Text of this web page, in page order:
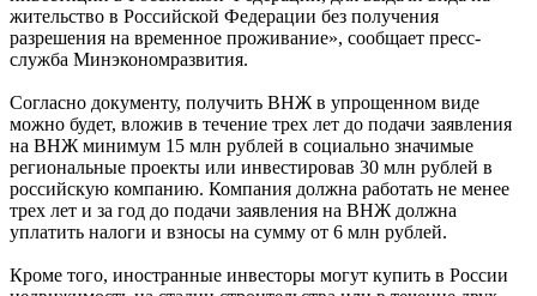
жительство в Российской Федерации без получения
разрешения на временное проживание», сообщает пресс-
служба Минэкономразвития.
Согласно документу, получить ВНЖ в упрощенном виде
можно будет, вложив в течение трех лет до подачи заявления
на ВНЖ минимум 15 млн рублей в социально значимые
региональные проекты или инвестировав 30 млн рублей в
российскую компанию. Компания должна работать не менее
трех лет и за год до подачи заявления на ВНЖ должна
уплатить налоги и взносы на сумму от 6 млн рублей.
Кроме того, иностранные инвесторы могут купить в России